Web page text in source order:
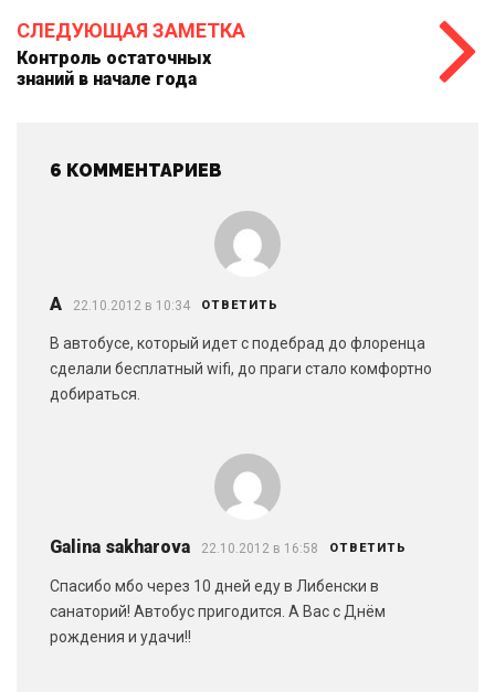
СЛЕДУЮЩАЯ ЗАМЕТКА
Контроль остаточных
знаний в начале года
6 КОММЕНТАРИЕВ
A 22.10.2012 в 10:34 ОТВЕТИТЬ
В автобусе, который идет с подебрад до флоренца
сделали бесплатный wifi, до праги стало комфортно
добираться.
Galina sakharova 22.10.2012 в 16:58 ОТВЕТИТЬ
Спасибо мбо через 10 дней еду в Либенски в
санаторий! Автобус пригодится. А Вас с Днём
рождения и удачи!!